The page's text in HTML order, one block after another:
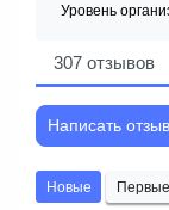
Уровень
307 отзывов
Написать отзыв
Новые Первые